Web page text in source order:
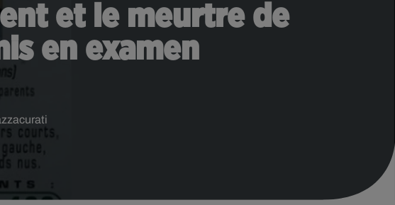
et le meurtre de
en examen